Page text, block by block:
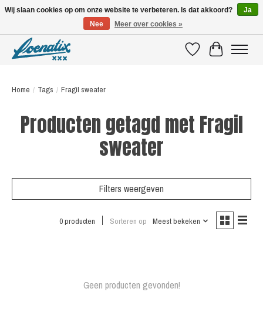
VerlanglijstWinkelwagen
Home / Tags / Fragil sweater
Producten getagd met Fragil
sweater
Filters weergeven
0 producten Sorteren op Meest bekeken
Geen producten gevonden!
Wij slaan cookies op om onze website te verbeteren. Is dat akkoord?
Ja
Nee
Meer over cookies »